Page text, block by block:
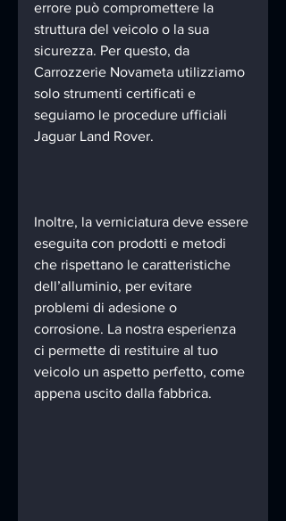
errore può compromettere la
struttura del veicolo o la sua
sicurezza. Per questo, da
Carrozzerie Novameta utilizziamo
solo strumenti certificati e
seguiamo le procedure ufficiali
Jaguar Land Rover.
Inoltre, la verniciatura deve essere
eseguita con prodotti e metodi
che rispettano le caratteristiche
dell’alluminio, per evitare
problemi di adesione o
corrosione. La nostra esperienza
ci permette di restituire al tuo
veicolo un aspetto perfetto, come
appena uscito dalla fabbrica.